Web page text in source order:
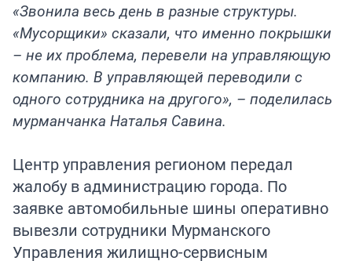
«Звонила весь день в разные структуры.
«Мусорщики» сказали, что именно покрышки
– не их проблема, перевели на управляющую
компанию. В управляющей переводили с
одного сотрудника на другого», – поделилась
мурманчанка Наталья Савина.
Центр управления регионом передал
жалобу в администрацию города. По
заявке автомобильные шины оперативно
вывезли сотрудники Мурманского
Управления жилищно-сервисным